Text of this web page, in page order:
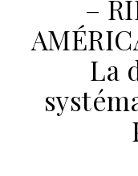
–
La